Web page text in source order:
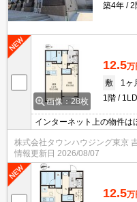
築4年
2
画像：28枚
12.5万
敷
1ヶ
1階
インターネット上の物件は
ます♪お気軽にお問合せく
で☆新着情報毎日更新☆
株式会社タウンハウジング東京
情報更新日 2026/08/07
12.5万